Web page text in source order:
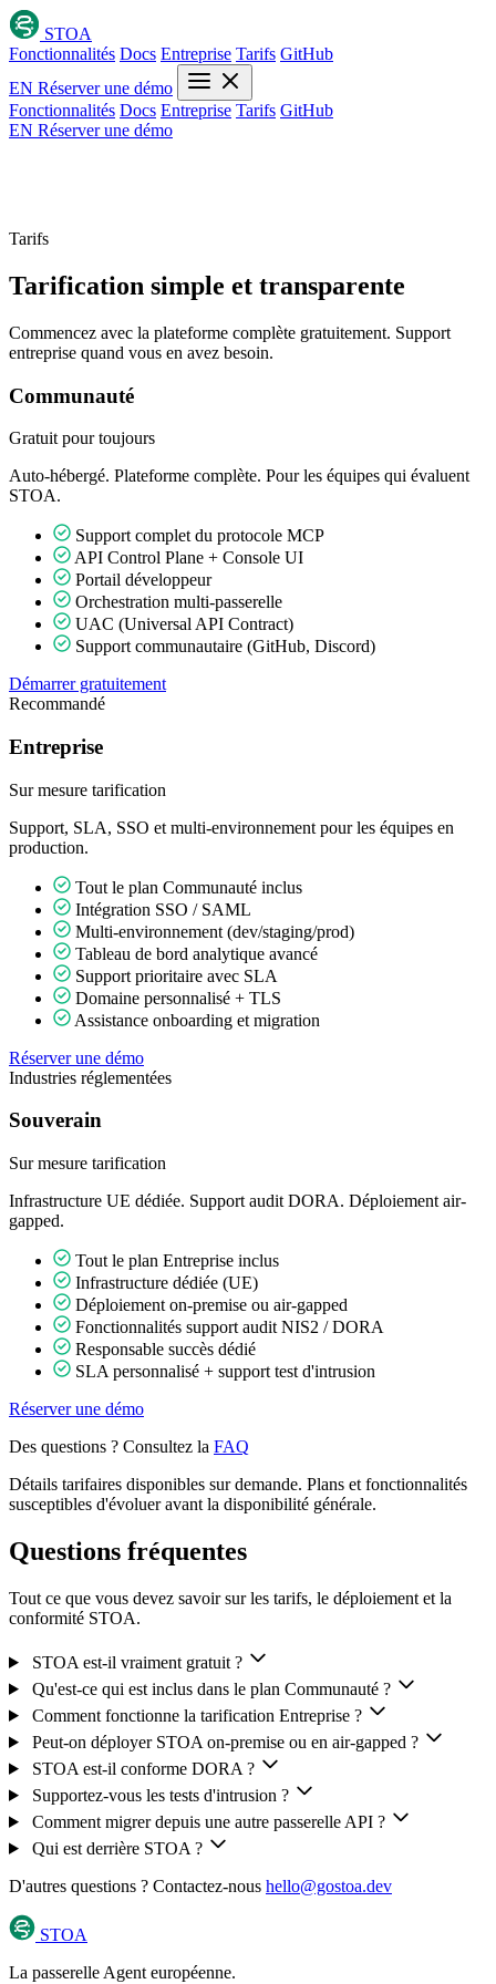
STOA
Fonctionnalités Docs Entreprise Tarifs GitHub
EN Réserver une démo
Fonctionnalités Docs Entreprise Tarifs GitHub
EN Réserver une démo
Tarifs
Tarification simple et transparente
Commencez avec la plateforme complète gratuitement. Support
entreprise quand vous en avez besoin.
Communauté
Gratuit pour toujours
Auto-hébergé. Plateforme complète. Pour les équipes qui évaluent
STOA.
Support complet du protocole MCP
API Control Plane + Console UI
Portail développeur
Orchestration multi-passerelle
UAC (Universal API Contract)
Support communautaire (GitHub, Discord)
Démarrer gratuitement
Recommandé
Entreprise
Sur mesure tarification
Support, SLA, SSO et multi-environnement pour les équipes en
production.
Tout le plan Communauté inclus
Intégration SSO / SAML
Multi-environnement (dev/staging/prod)
Tableau de bord analytique avancé
Support prioritaire avec SLA
Domaine personnalisé + TLS
Assistance onboarding et migration
Réserver une démo
Industries réglementées
Souverain
Sur mesure tarification
Infrastructure UE dédiée. Support audit DORA. Déploiement air-
gapped.
Tout le plan Entreprise inclus
Infrastructure dédiée (UE)
Déploiement on-premise ou air-gapped
Fonctionnalités support audit NIS2 / DORA
Responsable succès dédié
SLA personnalisé + support test d'intrusion
Réserver une démo
Des questions ? Consultez la FAQ
Détails tarifaires disponibles sur demande. Plans et fonctionnalités
susceptibles d'évoluer avant la disponibilité générale.
Questions fréquentes
Tout ce que vous devez savoir sur les tarifs, le déploiement et la
conformité STOA.
STOA est-il vraiment gratuit ?
Qu'est-ce qui est inclus dans le plan Communauté ?
Comment fonctionne la tarification Entreprise ?
Peut-on déployer STOA on-premise ou en air-gapped ?
STOA est-il conforme DORA ?
Supportez-vous les tests d'intrusion ?
Comment migrer depuis une autre passerelle API ?
Qui est derrière STOA ?
D'autres questions ? Contactez-nous hello@gostoa.dev
STOA
La passerelle Agent européenne.